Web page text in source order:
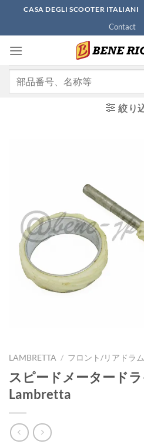
content
CASA DEGLI SCOOTER ITALIANI
Contact
絞り
LAMBRETTA / フロント/リアドラ
スピードメータード
Lambretta